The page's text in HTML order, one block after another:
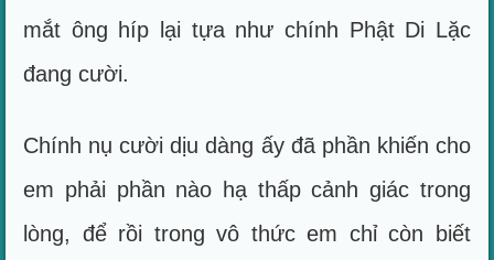
mắt ông híp lại tựa như chính Phật Di Lặc
đang cười.
Chính nụ cười dịu dàng ấy đã phần khiến cho
em phải phần nào hạ thấp cảnh giác trong
lòng, để rồi trong vô thức em chỉ còn biết